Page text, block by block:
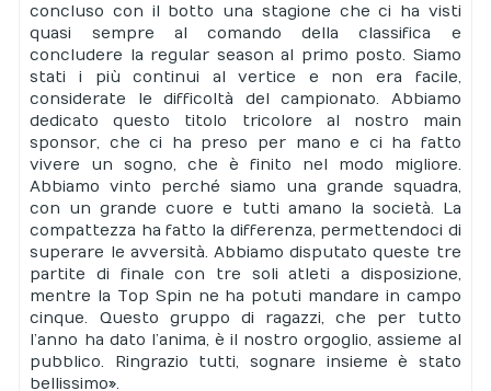
concluso con il botto una stagione che ci ha visti
quasi sempre al comando della classifica e
concludere la regular season al primo posto. Siamo
stati i più continui al vertice e non era facile,
considerate le difficoltà del campionato. Abbiamo
dedicato questo titolo tricolore al nostro main
sponsor, che ci ha preso per mano e ci ha fatto
vivere un sogno, che è finito nel modo migliore.
Abbiamo vinto perché siamo una grande squadra,
con un grande cuore e tutti amano la società. La
compattezza ha fatto la differenza, permettendoci di
superare le avversità. Abbiamo disputato queste tre
partite di finale con tre soli atleti a disposizione,
mentre la Top Spin ne ha potuti mandare in campo
cinque. Questo gruppo di ragazzi, che per tutto
l’anno ha dato l’anima, è il nostro orgoglio, assieme al
pubblico. Ringrazio tutti, sognare insieme è stato
bellissimo».